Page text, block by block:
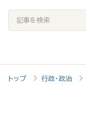
記
事
検
索
トップ 行政・政治